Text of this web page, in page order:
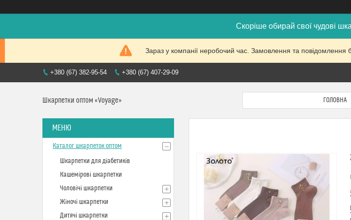
Скоріше обирай свої чудові
Зараз у компанії неробочий час. Замовлення та повідомлення
+380 (67) 382-95-54 +380 (67) 407-29-09
Шкарпетки оптом «Voyage» ГОЛОВНА
Каталог шкарпеток оптом
Шкарпетки для діабетиків
Кашемірові шкарпетки
Чоловічі шкарпетки
Жіночі шкарпетки
Дитячі шкарпетки